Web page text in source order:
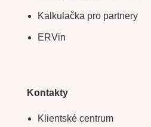
Kalkulačka pro partnery
ERVin
Kontakty
Klientské centrum